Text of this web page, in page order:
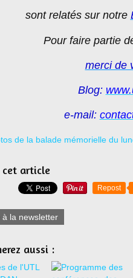
sont relatés sur notre
Pour faire partie
merci de
Blog:
e-mail:
cet article
Repost
à la newsletter
aussi :